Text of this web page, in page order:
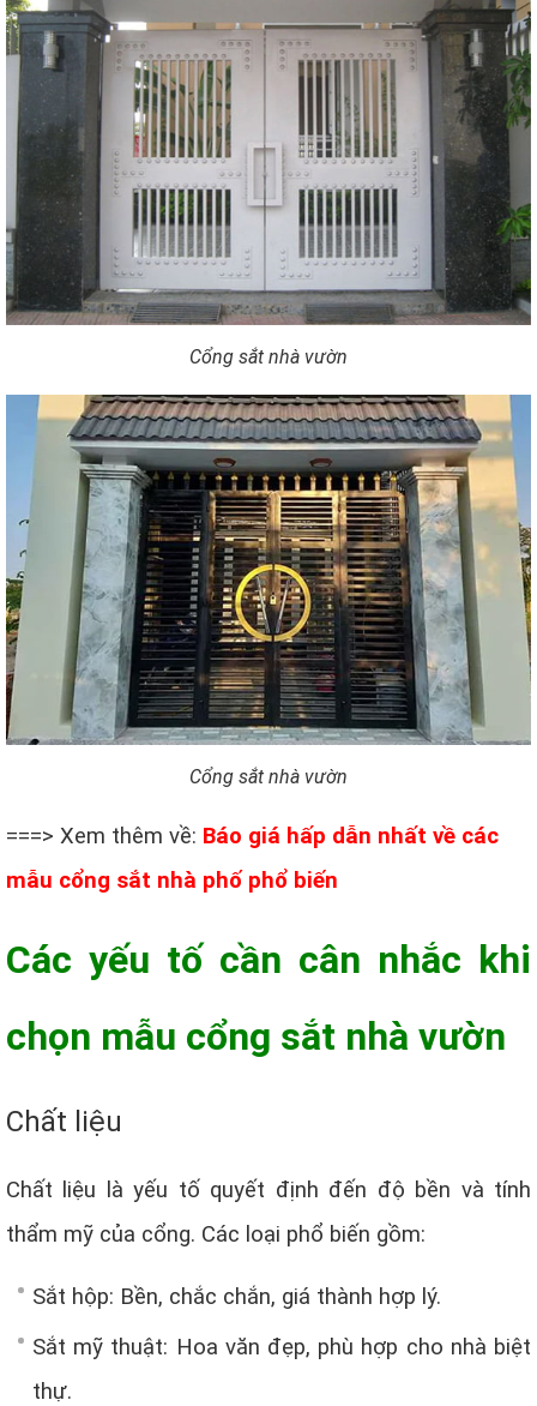
Cổng sắt nhà vườn
Cổng sắt nhà vườn
===> Xem thêm về: Báo giá hấp dẫn nhất về các
mẫu cổng sắt nhà phố phổ biến
Các yếu tố cần cân nhắc khi
chọn mẫu cổng sắt nhà vườn
Chất liệu
Chất liệu là yếu tố quyết định đến độ bền và tính
thẩm mỹ của cổng. Các loại phổ biến gồm:
Sắt hộp: Bền, chắc chắn, giá thành hợp lý.
Sắt mỹ thuật: Hoa văn đẹp, phù hợp cho nhà biệt
thự.